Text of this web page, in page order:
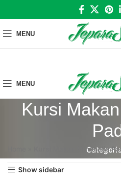
MENU
MENU
Kursi
Kursi Makan Minimalis
Show sidebar